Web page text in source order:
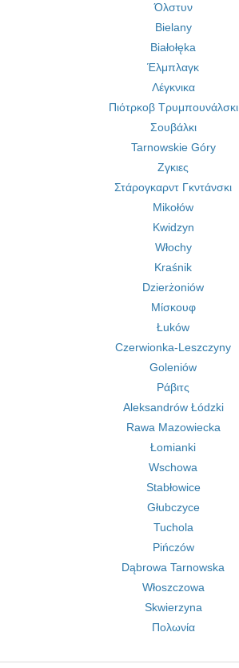
Όλστυν
Bielany
Białołęka
Έλμπλαγκ
Λέγκνικα
Πιότρκοβ Τρυμπουνάλσκι
Σουβάλκι
Tarnowskie Góry
Ζγκιες
Στάρογκαρντ Γκντάνσκι
Mikołów
Kwidzyn
Włochy
Kraśnik
Dzierżoniów
Μίσκουφ
Łuków
Czerwionka-Leszczyny
Goleniów
Ράβιτς
Aleksandrów Łódzki
Rawa Mazowiecka
Łomianki
Wschowa
Stabłowice
Głubczyce
Tuchola
Pińczów
Dąbrowa Tarnowska
Włoszczowa
Skwierzyna
Πολωνία